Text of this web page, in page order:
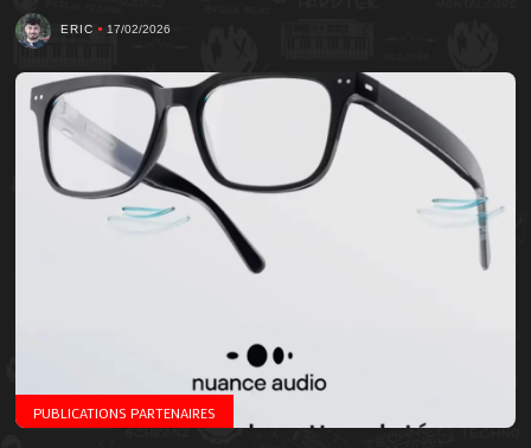
ERIC 17/02/2026
PUBLICATIONS PARTENAIRES